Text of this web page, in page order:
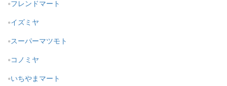
フレンドマート
イズミヤ
スーパーマツモト
コノミヤ
いちやまマート